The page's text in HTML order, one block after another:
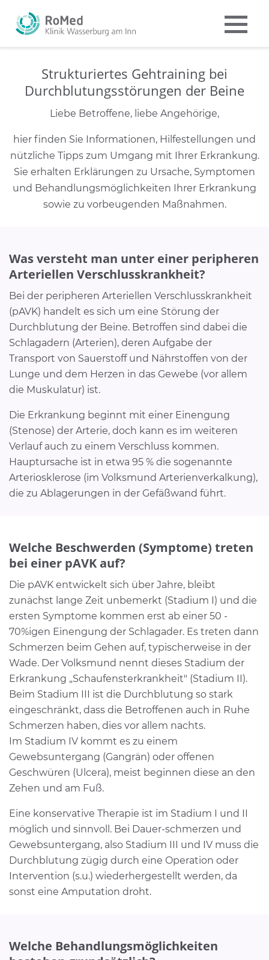
Strukturiertes Gehtraining bei
Durchblutungsstörungen der Beine
Liebe Betroffene, liebe Angehörige,
hier finden Sie Informationen, Hilfestellungen und
nützliche Tipps zum Umgang mit Ihrer Erkrankung.
Sie erhalten Erklärungen zu Ursache, Symptomen
und Behandlungsmöglichkeiten Ihrer Erkrankung
sowie zu vorbeugenden Maßnahmen.
Was versteht man unter einer peripheren
Arteriellen Verschlusskrankheit?
Bei der peripheren Arteriellen Verschlusskrankheit
(pAVK) handelt es sich um eine Störung der
Durchblutung der Beine. Betroffen sind dabei die
Schlagadern (Arterien), deren Aufgabe der
Transport von Sauerstoff und Nährstoffen von der
Lunge und dem Herzen in das Gewebe (vor allem
die Muskulatur) ist.
Die Erkrankung beginnt mit einer Einengung
(Stenose) der Arterie, doch kann es im weiteren
Verlauf auch zu einem Verschluss kommen.
Hauptursache ist in etwa 95 % die sogenannte
Arteriosklerose (im Volksmund Arterienverkalkung),
die zu Ablagerungen in der Gefäßwand führt.
Welche Beschwerden (Symptome) treten
bei einer pAVK auf?
Die pAVK entwickelt sich über Jahre, bleibt
zunächst lange Zeit unbemerkt (Stadium I) und die
ersten Symptome kommen erst ab einer 50 -
70%igen Einengung der Schlagader. Es treten dann
Schmerzen beim Gehen auf, typischerweise in der
Wade. Der Volksmund nennt dieses Stadium der
Erkrankung „Schaufensterkrankheit" (Stadium II).
Beim Stadium III ist die Durchblutung so stark
eingeschränkt, dass die Betroffenen auch in Ruhe
Schmerzen haben, dies vor allem nachts.
Im Stadium IV kommt es zu einem
Gewebsuntergang (Gangrän) oder offenen
Geschwüren (Ulcera), meist beginnen diese an den
Zehen und am Fuß.
Eine konservative Therapie ist im Stadium I und II
möglich und sinnvoll. Bei Dauer-schmerzen und
Gewebsuntergang, also Stadium III und IV muss die
Durchblutung zügig durch eine Operation oder
Intervention (s.u.) wiederhergestellt werden, da
sonst eine Amputation droht.
Welche Behandlungsmöglichkeiten